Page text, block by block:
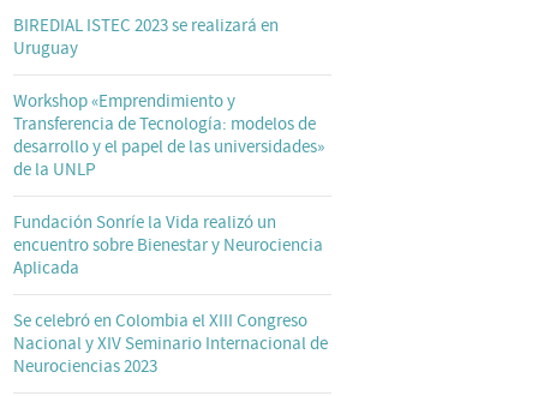
BIREDIAL ISTEC 2023 se realizará en
Uruguay
Workshop «Emprendimiento y
Transferencia de Tecnología: modelos de
desarrollo y el papel de las universidades»
de la UNLP
Fundación Sonríe la Vida realizó un
encuentro sobre Bienestar y Neurociencia
Aplicada
Se celebró en Colombia el XIII Congreso
Nacional y XIV Seminario Internacional de
Neurociencias 2023